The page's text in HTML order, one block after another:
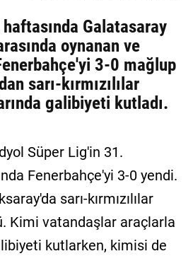
Galatasaray
oynanan ve
3-0 mağlup
sarı-kırmızılılar
galibiyeti kutladı.
Süper Lig'in 31.
Fenerbahçe'yi 3-0 yendi.
sarı-kırmızılılar
Kimi vatandaşlar araçlarla
kutlarken, kimisi de